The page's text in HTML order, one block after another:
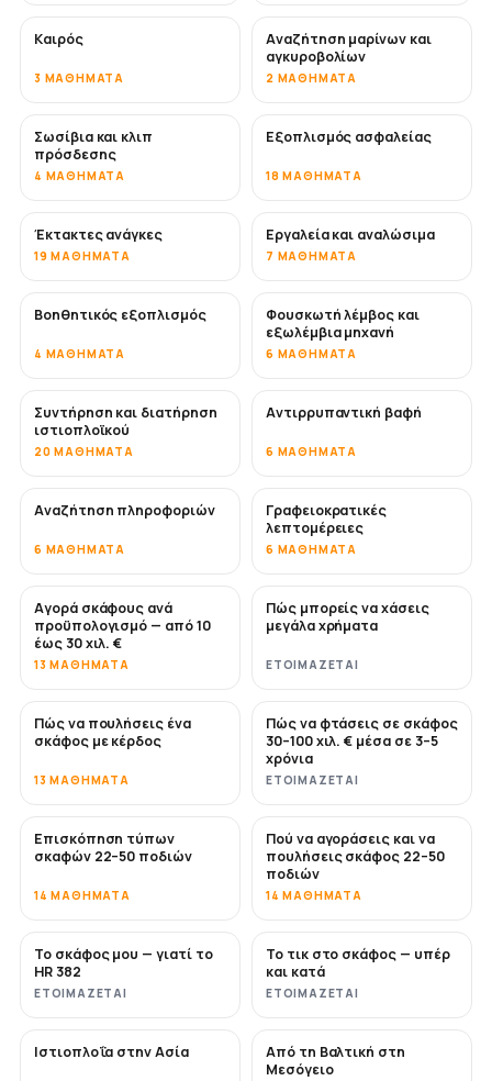
Καιρός
3 ΜΑΘΉΜΑΤΑ
Αναζήτηση μαρίνων και
αγκυροβολίων
2 ΜΑΘΉΜΑΤΑ
Σωσίβια και κλιπ
πρόσδεσης
4 ΜΑΘΉΜΑΤΑ
Εξοπλισμός ασφαλείας
18 ΜΑΘΉΜΑΤΑ
Έκτακτες ανάγκες
19 ΜΑΘΉΜΑΤΑ
Εργαλεία και αναλώσιμα
7 ΜΑΘΉΜΑΤΑ
Βοηθητικός εξοπλισμός
4 ΜΑΘΉΜΑΤΑ
Φουσκωτή λέμβος και
εξωλέμβια μηχανή
6 ΜΑΘΉΜΑΤΑ
Συντήρηση και διατήρηση
ιστιοπλοϊκού
20 ΜΑΘΉΜΑΤΑ
ΣΎΝΤΟΜΑ
Αντιρρυπαντική βαφή
6 ΜΑΘΉΜΑΤΑ
Αναζήτηση πληροφοριών
6 ΜΑΘΉΜΑΤΑ
Γραφειοκρατικές
λεπτομέρειες
6 ΜΑΘΉΜΑΤΑ
ΣΎΝΤΟΜΑ
Αγορά σκάφους ανά
προϋπολογισμό — από 10
έως 30 χιλ. €
13 ΜΑΘΉΜΑΤΑ
ΣΎΝΤΟΜΑ
Πώς μπορείς να χάσεις
μεγάλα χρήματα
ΕΤΟΙΜΆΖΕΤΑΙ
ΝΈΟ
Πώς να πουλήσεις ένα
σκάφος με κέρδος
13 ΜΑΘΉΜΑΤΑ
ΝΈΟ
Πώς να φτάσεις σε σκάφος
30–100 χιλ. € μέσα σε 3–5
χρόνια
ΕΤΟΙΜΆΖΕΤΑΙ
ΣΎΝΤΟΜΑ
Επισκόπηση τύπων
σκαφών 22–50 ποδιών
14 ΜΑΘΉΜΑΤΑ
ΣΎΝΤΟΜΑ
Πού να αγοράσεις και να
πουλήσεις σκάφος 22–50
ποδιών
14 ΜΑΘΉΜΑΤΑ
ΣΎΝΤΟΜΑ
Το σκάφος μου — γιατί το
HR 382
ΕΤΟΙΜΆΖΕΤΑΙ
ΣΎΝΤΟΜΑ
Το τικ στο σκάφος — υπέρ
και κατά
ΕΤΟΙΜΆΖΕΤΑΙ
ΣΎΝΤΟΜΑ
Ιστιοπλοΐα στην Ασία ΣΎΝΤΟΜΑ
Από τη Βαλτική στη
Μεσόγειο